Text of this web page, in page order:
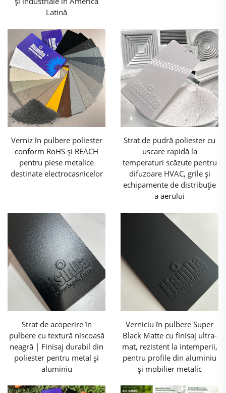
Latină
Verniz în pulbere poliester
conform RoHS și REACH
pentru piese metalice
destinate electrocasnicelor
Strat de pudră poliester cu
uscare rapidă la
temperaturi scăzute pentru
difuzoare HVAC, grile și
echipamente de distribuție
a aerului
Strat de acoperire în
pulbere cu textură niscoasă
neagră | Finisaj durabil din
poliester pentru metal și
aluminiu
Verniciu în pulbere Super
Black Matte cu finisaj ultra-
mat, rezistent la intemperii,
pentru profile din aluminiu
și mobilier metalic